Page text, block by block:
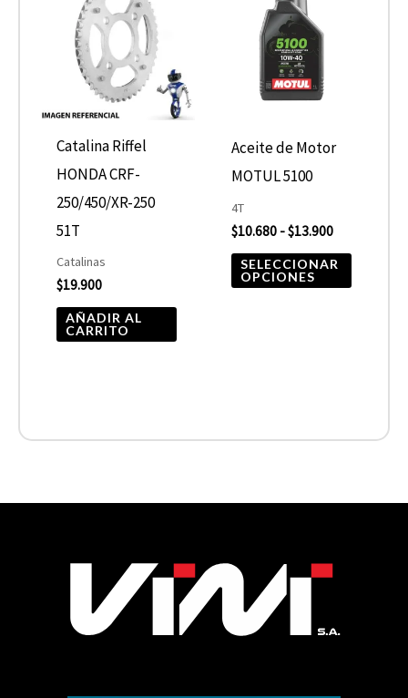
Catalina Riffel
HONDA CRF-
250/450/XR-250
51T
Catalinas
$19.900
AÑADIR AL
CARRITO
Aceite de Motor
MOTUL 5100
4T
$10.680 -$13.900
SELECCIONAR
OPCIONES
en
la